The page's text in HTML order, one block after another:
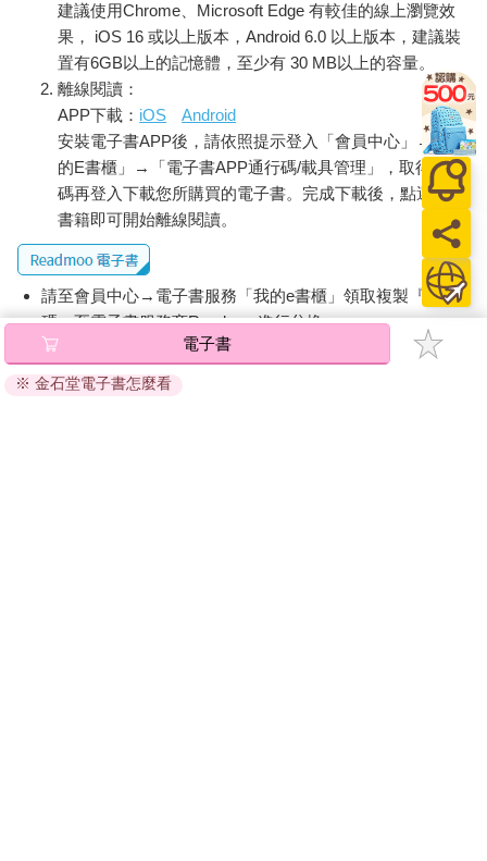
建議使用Chrome、Microsoft Edge 有較佳的線上瀏覽效
果， iOS 16 或以上版本，Android 6.0 以上版本，建議裝
置有6GB以上的記憶體，至少有 30 MB以上的容量。
離線閱讀：
APP下載： iOS
Android
安裝電子書APP後，請依照提示登入「會員中心」→「我
的E書櫃」→「電子書APP通行碼/載具管理」，取得通行
碼再登入下載您所購買的電子書。完成下載後，點選任一
書籍即可開始離線閱讀。
請至會員中心→電子書服務「我的e書櫃」領取複製『兌換
碼』至電子書服務商Readmoo進行兌換。
退換貨須知：
因版權保護，您在金石堂所購買的電子書僅能以金石堂專屬
電子書
※ 金石堂電子書怎麼看